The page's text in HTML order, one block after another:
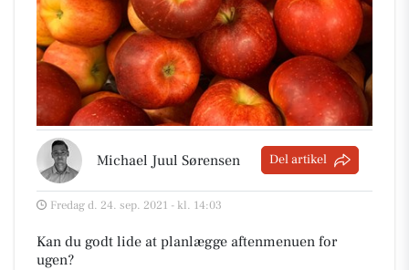
Michael Juul Sørensen Del artikel
Fredag d. 24. sep. 2021 - kl. 14:03
Kan du godt lide at planlægge aftenmenuen for
ugen?